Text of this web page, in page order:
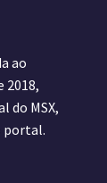
ao
2018,
do MSX,
portal.